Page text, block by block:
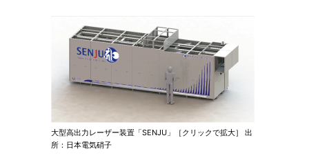
大型高出力レーザー装置「SENJU」［クリックで拡大］ 出
所：日本電気硝子